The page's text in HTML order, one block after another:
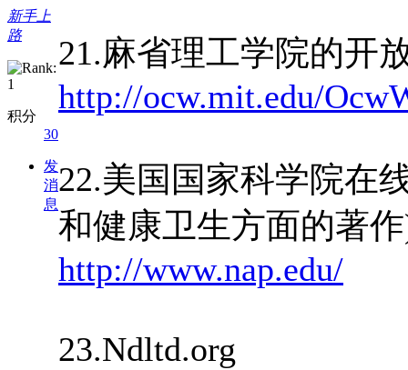
新手上
路
积分
30
发
消
息
21.麻省理工学院的开
http://ocw.mit.edu/
22.美国国家科学院在
和健康卫生方面的著
http://www.nap.edu/
23.Ndltd.org